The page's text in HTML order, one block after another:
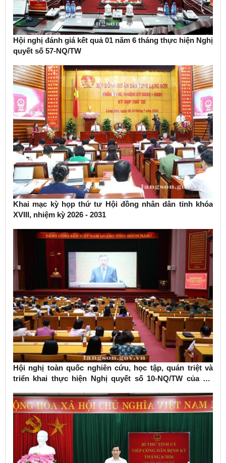
Hội nghị đánh giá kết quả 01 năm 6 tháng thực hiện Nghị
quyết số 57-NQ/TW
Khai mạc kỳ họp thứ tư Hội đồng nhân dân tỉnh khóa
XVIII, nhiệm kỳ 2026 - 2031
Hội nghị toàn quốc nghiên cứu, học tập, quán triệt và
triển khai thực hiện Nghị quyết số 10-NQ/TW của Bộ